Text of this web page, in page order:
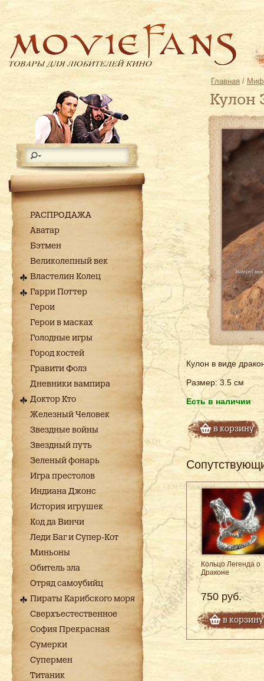
РАСПРОДАЖА
Аватар
Бэтмен
Великолепный век
Властелин Колец
Гарри Поттер
Герои
Герои в масках
Голодные игры
Город костей
Гравити Фолз
Дневники вампира
Доктор Кто
Железный Человек
Звездные войны
Звездный путь
Зеленый фонарь
Игра престолов
Индиана Джонс
История игрушек
Код да Винчи
Леди Баг и Супер-Кот
Миньоны
Обитель зла
Отряд самоубийц
Пираты Карибского моря
Сверхъестественное
София Прекрасная
Сумерки
Супермен
Титаник
Главная /
Кулон
Кулон в виде
Размер: 3.5 см
Есть в наличии
в корзину
Кольцо Легенда о
Драконе
750 руб.
в корзину